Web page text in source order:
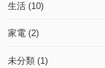
生活 (10)
家電 (2)
未分類 (1)